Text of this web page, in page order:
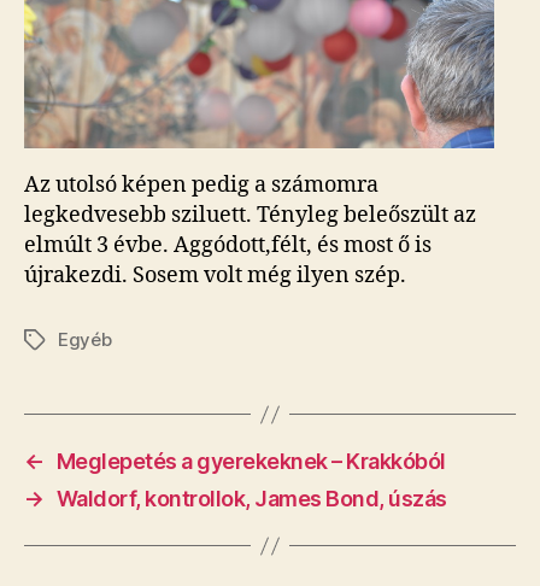
Az utolsó képen pedig a számomra
legkedvesebb sziluett. Tényleg beleőszült az
elmúlt 3 évbe. Aggódott,félt, és most ő is
újrakezdi. Sosem volt még ilyen szép.
CímkékEgyéb
←
Meglepetés a gyerekeknek – Krakkóból
→ Waldorf, kontrollok, James Bond, úszás